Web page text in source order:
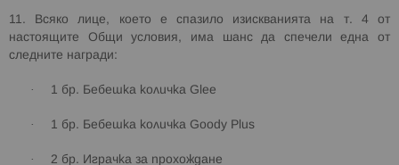
11. Всяко лице, което е спазило изискванията на т. 4 от
настоящите Общи условия, има шанс да спечели една от
следните награди:
· 1 бр. Бебешка количка Glee
· 1 бр. Бебешка количка Goody Plus
· 2 бр. Играчка за прохождане